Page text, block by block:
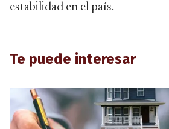
estabilidad en el país.
Te puede interesar